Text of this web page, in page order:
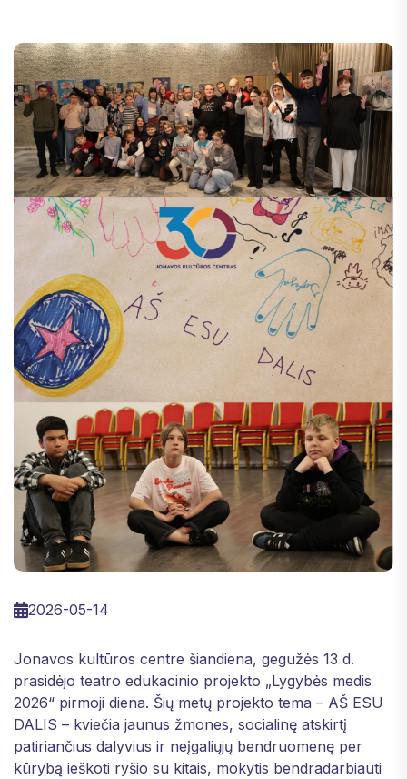
2026-05-14
Jonavos kultūros centre šiandiena, gegužės 13 d.
prasidėjo teatro edukacinio projekto „Lygybės medis
2026“ pirmoji diena. Šių metų projekto tema – AŠ ESU
DALIS – kviečia jaunus žmones, socialinę atskirtį
patiriančius dalyvius ir neįgaliųjų bendruomenę per
kūrybą ieškoti ryšio su kitais, mokytis bendradarbiauti